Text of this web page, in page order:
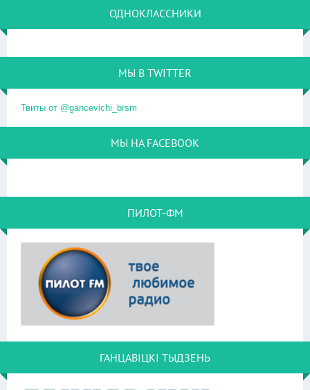
ОДНОКЛАССНИКИ
МЫ В TWITTER
Твиты от @gancevichi_brsm
МЫ НА FACEBOOK
ПИЛОТ-ФМ
ГАНЦАВІЦКІ ТЫДЗЕНЬ